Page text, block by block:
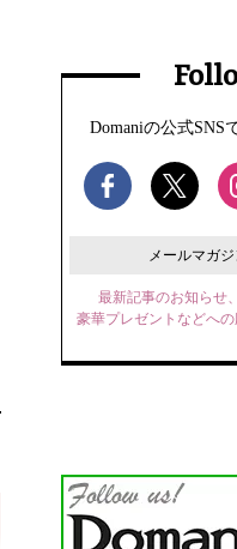
Domaniの公式SNS
メールマガ
最新記事のお知らせ
豪華プレゼントなどへの